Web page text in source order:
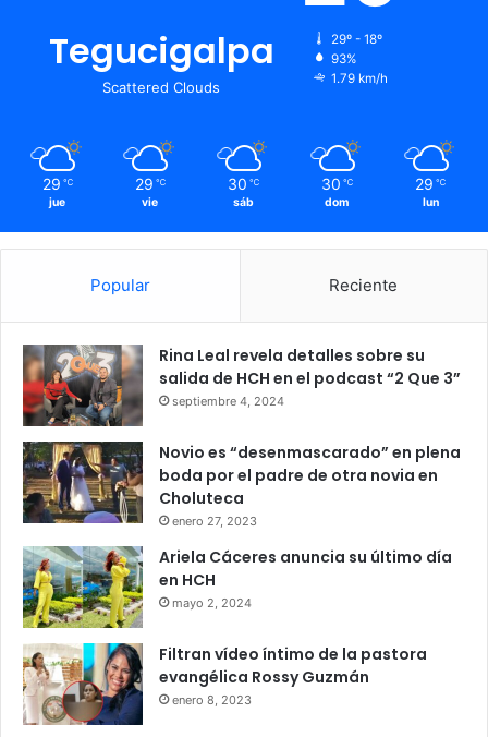
Copeco tormentas
Tegucigalpa
Scattered Clouds
29º - 18º
93%
1.79 km/h
29 ℃
jue
29 ℃
vie
30 ℃
sáb
30 ℃
dom
29 ℃
lun
Popular Reciente
Rina Leal revela detalles sobre su
salida de HCH en el podcast “2 Que 3”
septiembre 4, 2024
Novio es “desenmascarado” en plena
boda por el padre de otra novia en
Choluteca
enero 27, 2023
Ariela Cáceres anuncia su último día
en HCH
mayo 2, 2024
Filtran vídeo íntimo de la pastora
evangélica Rossy Guzmán
enero 8, 2023